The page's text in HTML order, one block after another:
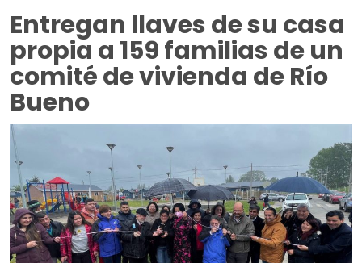
Entregan llaves de su casa
propia a 159 familias de un
comité de vivienda de Río
Bueno